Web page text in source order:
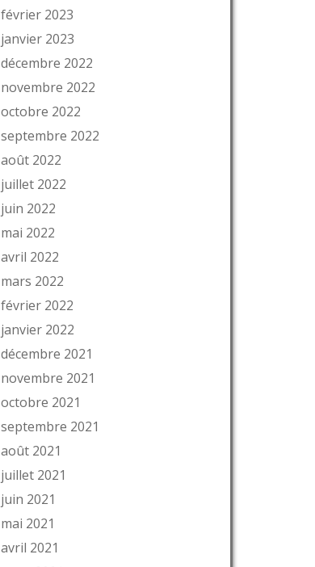
février 2023
janvier 2023
décembre 2022
novembre 2022
octobre 2022
septembre 2022
août 2022
juillet 2022
juin 2022
mai 2022
avril 2022
mars 2022
février 2022
janvier 2022
décembre 2021
novembre 2021
octobre 2021
septembre 2021
août 2021
juillet 2021
juin 2021
mai 2021
avril 2021